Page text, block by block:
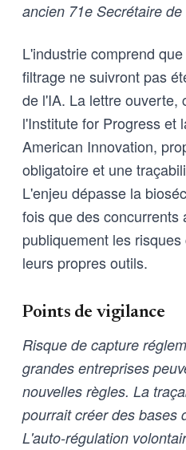
ancien 71e Secrétaire
L'industrie comprend
filtrage ne suivront pas
de l'IA. La lettre ouverte,
l'Institute for Progress et
American Innovation,
obligatoire et une
L'enjeu dépasse la
fois que des
publiquement les
leurs propres outils.
Points de vigilance
Risque de capture
grandes entreprises
nouvelles règles. La
pourrait créer des bases
L'auto-régulation